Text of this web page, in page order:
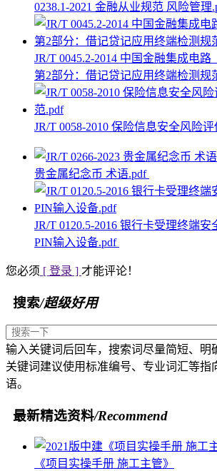
0238.1-2021 金融从业规范 风险管理
JR/T 0045.2-2014 中国金融集成电
第2部分：借记贷记应用终端检测规
JR/T 0058-2010 保险信息安全风险
贵金属纪念币 术语.pdf
JR/T 0120.5-2016 银行卡受理终端安
PIN输入设备.pdf
您必须 [ 登录 ] 才能评论！
搜索/超级好用
输入关键词后回车，搜索词尽量简短、明
关键词建议使用标准编号、专业词汇等指
语。
最新精选资料/Recommend
《项目实操手册 施工主管》